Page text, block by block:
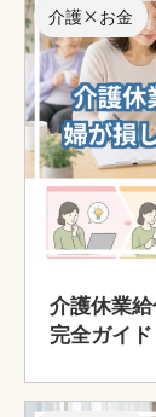
介護×お金
介護休業
完全ガイド